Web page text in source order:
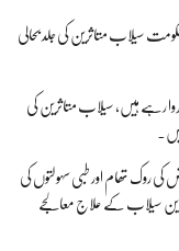
سیلاب متاثرین کی جلد بحالی
رہے ہیں، سیلاب متاثرین کی
کی روک تھام اور طبی سہولتوں کی
سیلاب کے علاج معالجے